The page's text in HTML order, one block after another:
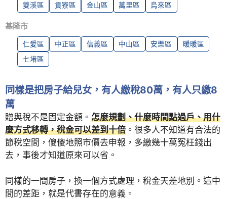
雙溪區
貢寮區 金山區 萬里區 烏來區
基隆市
仁愛區 中正區 信義區 中山區 安樂區
暖暖區
七堵區
同樣是把房子給兒女，有人繳稅80萬，有人只繳8
萬
贈與稅不是固定金額。 怎麼規劃、什麼時間點過戶、用什
麼方式移轉，稅金可以差到十倍 。很多人不知道有合法的
節稅空間，傻傻地照市價去申報，多繳幾十萬冤枉錢出
去，事後才知道原來可以省。
同樣的一間房子，換一個方式處理，稅金天差地別。這中
間的差距，就是代書存在的意義。